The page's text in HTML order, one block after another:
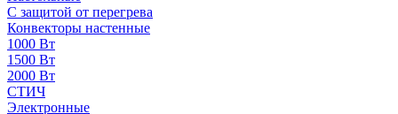
С защитой от перегрева
Конвекторы настенные
1000 Вт
1500 Вт
2000 Вт
СТИЧ
Электронные